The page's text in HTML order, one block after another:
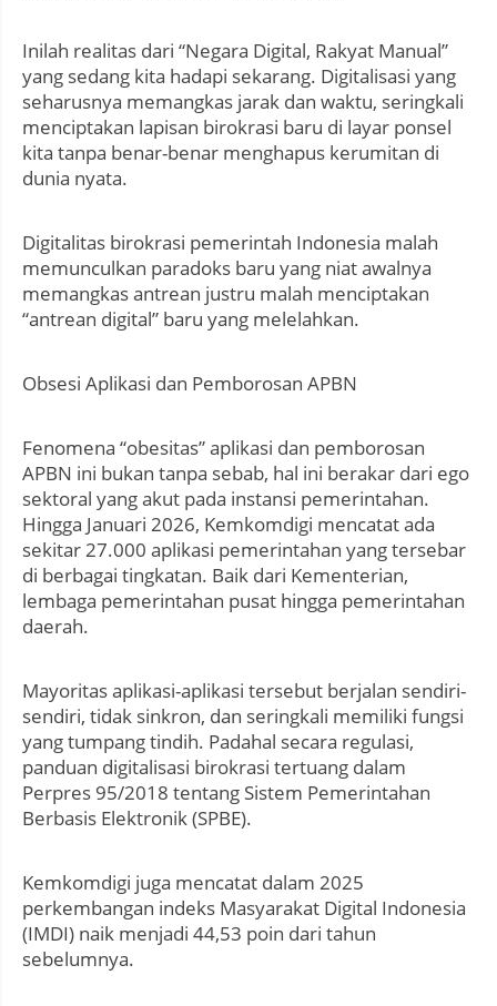
Inilah realitas dari “Negara Digital, Rakyat Manual”
yang sedang kita hadapi sekarang. Digitalisasi yang
seharusnya memangkas jarak dan waktu, seringkali
menciptakan lapisan birokrasi baru di layar ponsel
kita tanpa benar-benar menghapus kerumitan di
dunia nyata.
Digitalitas birokrasi pemerintah Indonesia malah
memunculkan paradoks baru yang niat awalnya
memangkas antrean justru malah menciptakan
“antrean digital” baru yang melelahkan.
Obsesi Aplikasi dan Pemborosan APBN
Fenomena “obesitas” aplikasi dan pemborosan
APBN ini bukan tanpa sebab, hal ini berakar dari ego
sektoral yang akut pada instansi pemerintahan.
Hingga Januari 2026, Kemkomdigi mencatat ada
sekitar 27.000 aplikasi pemerintahan yang tersebar
di berbagai tingkatan. Baik dari Kementerian,
lembaga pemerintahan pusat hingga pemerintahan
daerah.
Mayoritas aplikasi-aplikasi tersebut berjalan sendiri-
sendiri, tidak sinkron, dan seringkali memiliki fungsi
yang tumpang tindih. Padahal secara regulasi,
panduan digitalisasi birokrasi tertuang dalam
Perpres 95/2018 tentang Sistem Pemerintahan
Berbasis Elektronik (SPBE).
Kemkomdigi juga mencatat dalam 2025
perkembangan indeks Masyarakat Digital Indonesia
(IMDI) naik menjadi 44,53 poin dari tahun
sebelumnya.